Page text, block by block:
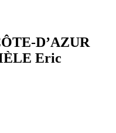
D’AZUR
Eric